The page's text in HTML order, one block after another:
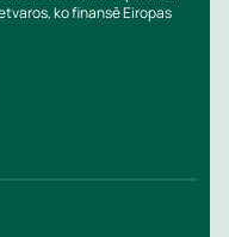
ko finansē Eiropas